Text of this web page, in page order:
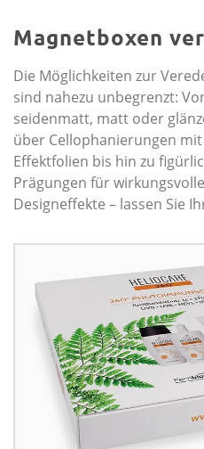
Magnetboxen
Die Möglichkeiten zur
sind nahezu unbegrenzt:
seidenmatt, matt oder
über Cellophanierungen
Effektfolien bis hin zu
Prägungen für
Designeffekte – lassen Sie